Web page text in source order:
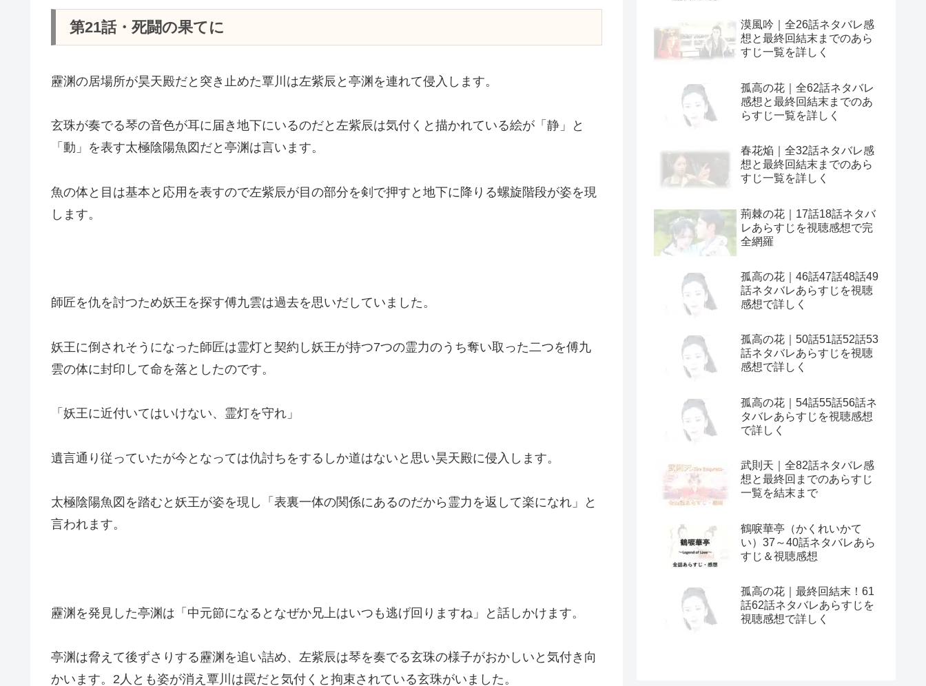
第21話・死闘の果てに
靂渊の居場所が昊天殿だと突き止めた覃川は左紫辰と亭渊を連れて侵入します。
玄珠が奏でる琴の音色が耳に届き地下にいるのだと左紫辰は気付くと描かれている絵が「静」と
「動」を表す太極陰陽魚図だと亭渊は言います。
魚の体と目は基本と応用を表すので左紫辰が目の部分を剣で押すと地下に降りる螺旋階段が姿を現
します。
師匠を仇を討つため妖王を探す傅九雲は過去を思いだしていました。
妖王に倒されそうになった師匠は霊灯と契約し妖王が持つ7つの霊力のうち奪い取った二つを傅九
雲の体に封印して命を落としたのです。
「妖王に近付いてはいけない、霊灯を守れ」
遺言通り従っていたが今となっては仇討ちをするしか道はないと思い昊天殿に侵入します。
太極陰陽魚図を踏むと妖王が姿を現し「表裏一体の関係にあるのだから霊力を返して楽になれ」と
言われます。
靂渊を発見した亭渊は「中元節になるとなぜか兄上はいつも逃げ回りますね」と話しかけます。
亭渊は脅えて後ずさりする靂渊を追い詰め、左紫辰は琴を奏でる玄珠の様子がおかしいと気付き向
かいます。2人とも姿が消え覃川は罠だと気付くと拘束されている玄珠がいました。
漠風吟｜全26話ネタバレ感
想と最終回結末までのあら
すじ一覧を詳しく
孤高の花｜全62話ネタバレ
感想と最終回結末までのあ
らすじ一覧を詳しく
春花焔｜全32話ネタバレ感
想と最終回結末までのあら
すじ一覧を詳しく
荊棘の花｜17話18話ネタバ
レあらすじを視聴感想で完
全網羅
孤高の花｜46話47話48話49
話ネタバレあらすじを視聴
感想で詳しく
孤高の花｜50話51話52話53
話ネタバレあらすじを視聴
感想で詳しく
孤高の花｜54話55話56話ネ
タバレあらすじを視聴感想
で詳しく
武則天｜全82話ネタバレ感
想と最終回までのあらすじ
一覧を結末まで
鶴唳華亭（かくれいかて
い）37～40話ネタバレあら
すじ＆視聴感想
孤高の花｜最終回結末！61
話62話ネタバレあらすじを
視聴感想で詳しく